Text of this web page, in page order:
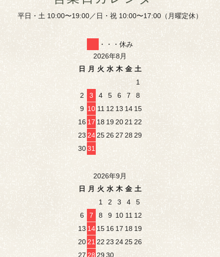
平日・土 10:00〜19:00／日・祝 10:00〜17:00（月曜定休）
・・・休み
2026年8月
日 月 火 水 木 金 土
1
2
3 4 5 6 7
8
9 10 11 12 13 14 15
16 17 18 19 20 21 22
23 2425262728 29
3031
2026年9月
日
月 火 水 木 金 土
1
2 3 4
5
6
7 8 9 10 11 12
13 14 15 16 17 18 19
20 21 22 23 24 2526
27 28 2930